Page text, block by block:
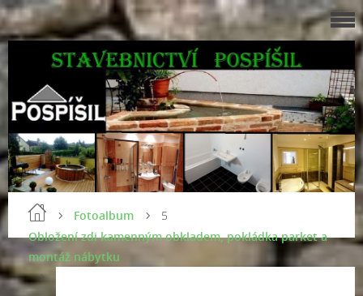
Fotoalbum
Obložení zdi kamenným obkladem, pokládka parket a
montáž nábytku
5